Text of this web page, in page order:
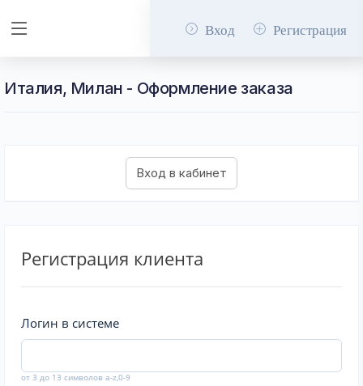
Вход Регистрация
Италия, Милан - Оформление заказа
Регистрация клиента
Логин в системе
от 3 до 13 символов a-z,0-9